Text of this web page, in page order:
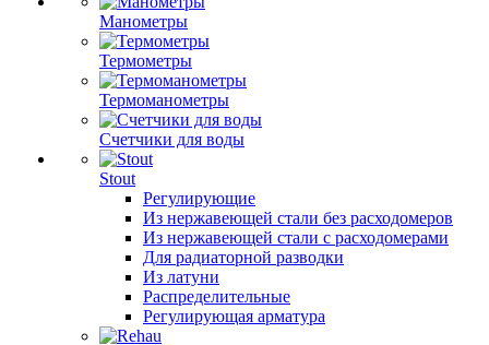
Манометры
Термометры
Термоманометры
Счетчики для воды
Stout
Регулирующие
Из нержавеющей стали без расходомеров
Из нержавеющей стали с расходомерами
Для радиаторной разводки
Из латуни
Распределительные
Регулирующая арматура